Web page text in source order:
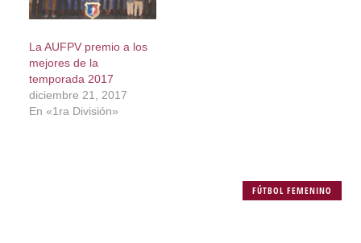
La AUFPV premio a los
mejores de la
temporada 2017
diciembre 21, 2017
En «1ra División»
FÚTBOL FEMENINO